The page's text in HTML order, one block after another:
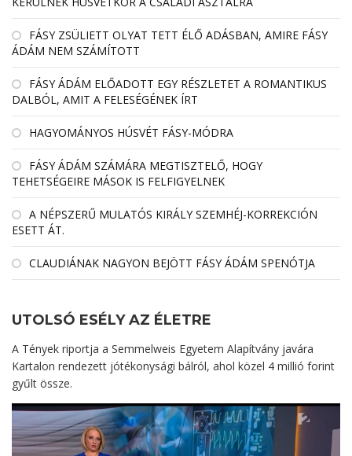
FÁSY ZSÜLIETT OLYAT TETT ÉLŐ ADÁSBAN, AMIRE FÁSY
ÁDÁM NEM SZÁMÍTOTT
FÁSY ÁDÁM ELŐADOTT EGY RÉSZLETET A ROMANTIKUS
DALBÓL, AMIT A FELESÉGÉNEK ÍRT
HAGYOMÁNYOS HÚSVÉT FÁSY-MÓDRA
FÁSY ÁDÁM SZÁMÁRA MEGTISZTELŐ, HOGY
TEHETSÉGEIRE MÁSOK IS FELFIGYELNEK
A NÉPSZERŰ MULATÓS KIRÁLY SZEMHÉJ-KORREKCIÓN
ESETT ÁT.
CLAUDIÁNAK NAGYON BEJÖTT FÁSY ÁDÁM SPENÓTJA
UTOLSÓ ESÉLY AZ ÉLETRE
A Tények riportja a Semmelweis Egyetem Alapítvány javára
Kartalon rendezett jótékonysági bálról, ahol közel 4 millió forint
gyűlt össze.